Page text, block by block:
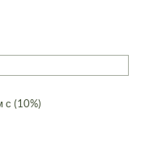
с (10%)